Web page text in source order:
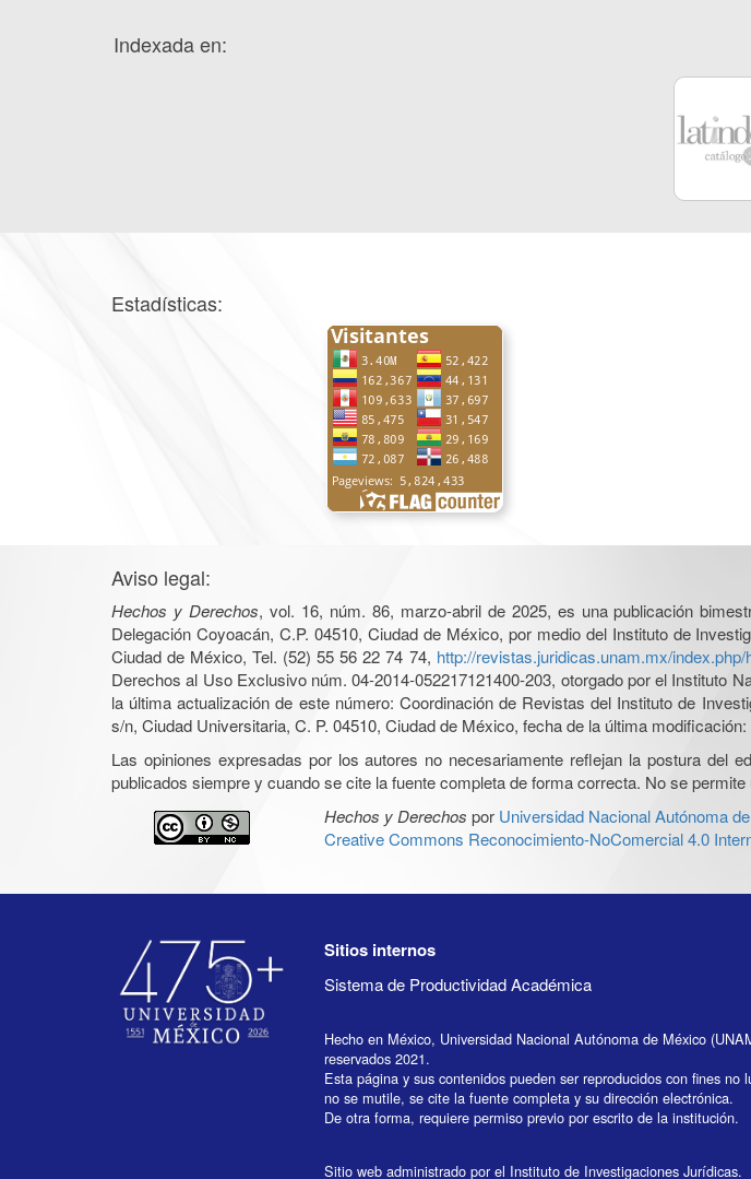
Indexada en:
Estadísticas:
Aviso legal:
Hechos y Derechos, vol. 16, núm. 86, marzo-abril de 2025, es una publicación
Delegación Coyoacán, C.P. 04510, Ciudad de México, por medio del Instituto de
Ciudad de México, Tel. (52) 55 56 22 74 74, http://revistas.juridicas.unam.mx/
Derechos al Uso Exclusivo núm. 04-2014-052217121400-203, otorgado por el Instituto
la última actualización de este número: Coordinación de Revistas del Instituto de
s/n, Ciudad Universitaria, C. P. 04510, Ciudad de México, fecha de la última
Las opiniones expresadas por los autores no necesariamente reflejan la postura del
publicados siempre y cuando se cite la fuente completa de forma correcta. No se
Hechos y Derechos por Universidad Nacional Autónoma
Creative Commons Reconocimiento-NoComercial 4.0
Sitios internos
Sistema de Productividad Académica
Hecho en México, Universidad Nacional Autónoma de México
reservados 2021.
Esta página y sus contenidos pueden ser reproducidos con fines no
no se mutile, se cite la fuente completa y su dirección electrónica.
De otra forma, requiere permiso previo por escrito de la institución.
Sitio web administrado por el Instituto de Investigaciones Jurídicas.